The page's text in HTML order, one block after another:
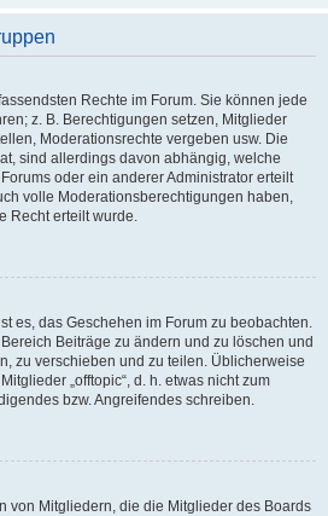
Rechte im Forum. Sie können jede
z. B. Berechtigungen setzen, Mitglieder
Moderationsrechte vergeben usw. Die
sind allerdings davon abhängig, welche
oder ein anderer Administrator erteilt
volle Moderationsberechtigungen haben,
Recht erteilt wurde.
es, das Geschehen im Forum zu beobachten.
Beiträge zu ändern und zu löschen und
zu verschieben und zu teilen. Üblicherweise
„offtopic“, d. h. etwas nicht zum
bzw. Angreifendes schreiben.
von Mitgliedern, die die Mitglieder des Boards